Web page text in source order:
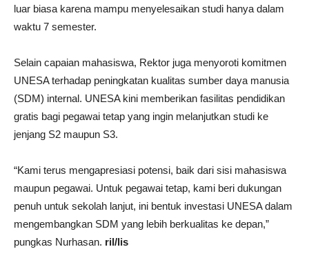
luar biasa karena mampu menyelesaikan studi hanya dalam
waktu 7 semester.
Selain capaian mahasiswa, Rektor juga menyoroti komitmen
UNESA terhadap peningkatan kualitas sumber daya manusia
(SDM) internal. UNESA kini memberikan fasilitas pendidikan
gratis bagi pegawai tetap yang ingin melanjutkan studi ke
jenjang S2 maupun S3.
“Kami terus mengapresiasi potensi, baik dari sisi mahasiswa
maupun pegawai. Untuk pegawai tetap, kami beri dukungan
penuh untuk sekolah lanjut, ini bentuk investasi UNESA dalam
mengembangkan SDM yang lebih berkualitas ke depan,”
pungkas Nurhasan. ril/lis